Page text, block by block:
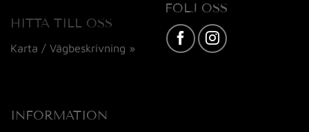
HITTA TILL OSS
Karta / Vägbeskrivning »
FÖLJ OSS
INFORMATION